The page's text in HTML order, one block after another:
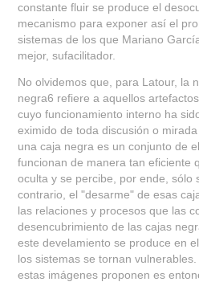
constante fluir se produce el
mecanismo para exponer así el
sistemas de los que Mariano
mejor, sufacilitador.
No olvidemos que, para Latour, la
negra6 refiere a aquellos
cuyo funcionamiento interno ha
eximido de toda discusión o
una caja negra es un conjunto de
funcionan de manera tan eficiente
oculta y se percibe, por ende, sólo
contrario, el "desarme" de esas
las relaciones y procesos que las
desencubrimiento de las cajas
este develamiento se produce en
los sistemas se tornan
estas imágenes proponen es